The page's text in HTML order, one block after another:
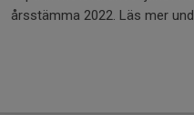
årsstämma 2022. Läs mer